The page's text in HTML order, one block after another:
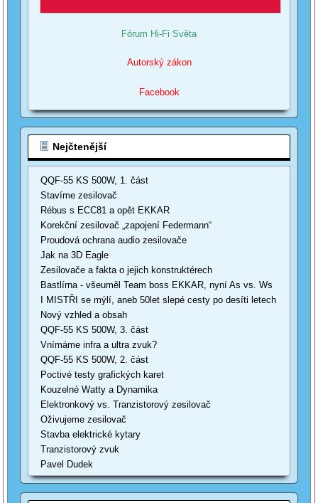
Fórum Hi-Fi Světa
Autorský zákon
Facebook
Nejčtenější
QQF-55 KS 500W, 1. část
Stavíme zesilovač
Rébus s ECC81 a opět EKKAR
Korekční zesilovač „zapojení Federmann“
Proudová ochrana audio zesilovače
Jak na 3D Eagle
Zesilovače a fakta o jejich konstruktérech
Bastlírna - všeuměl Team boss EKKAR, nyní As vs. Ws
I MISTŘI se mýlí, aneb 50let slepé cesty po desíti letech
Nový vzhled a obsah
QQF-55 KS 500W, 3. část
Vnímáme infra a ultra zvuk?
QQF-55 KS 500W, 2. část
Poctivé testy grafických karet
Kouzelné Watty a Dynamika
Elektronkový vs. Tranzistorový zesilovač
Oživujeme zesilovač
Stavba elektrické kytary
Tranzistorový zvuk
Pavel Dudek